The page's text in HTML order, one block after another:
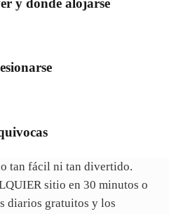
y dónde alojarse
tan fácil ni tan divertido.
sitio en 30 minutos o
diarios gratuitos y los